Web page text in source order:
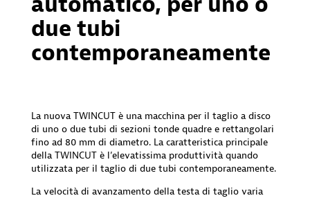
due tubi
contemporaneamente
La nuova TWINCUT è una macchina per il taglio a disco
di uno o due tubi di sezioni tonde quadre e rettangolari
fino ad 80 mm di diametro. La caratteristica principale
della TWINCUT è l’elevatissima produttività quando
utilizzata per il taglio di due tubi contemporaneamente.
La velocità di avanzamento della testa di taglio varia